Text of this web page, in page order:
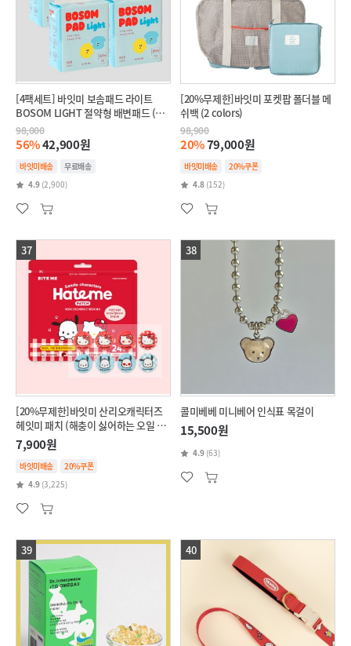
[4팩세트] 바잇미 보솜패드 라이트
BOSOM LIGHT 절약형 배변패드 (대
형/표준형)
98,000
56%42,900원
바잇미배송
무료배송
4.9 (2,900)
[20%무제한]바잇미 포켓팝 폴더블 메
쉬백 (2 colors)
98,900
20%79,000원
바잇미배송
20%쿠폰
4.8 (152)
37
[20%무제한]바잇미 산리오캐릭터즈
헤잇미 패치 (해충이 싫어하는 오일 함
유)
7,900원
바잇미배송
20%쿠폰
4.9 (3,225)
38
콜미베베 미니베어 인식표 목걸이
15,500원
4.9 (63)
39 40